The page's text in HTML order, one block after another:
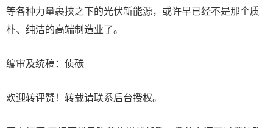
等各种力量裹挟之下的光伏新能源，或许早已经不是那个质
朴、纯洁的高端制造业了。
编审及统稿：侦碳
欢迎转评赞！转载请联系后台授权。